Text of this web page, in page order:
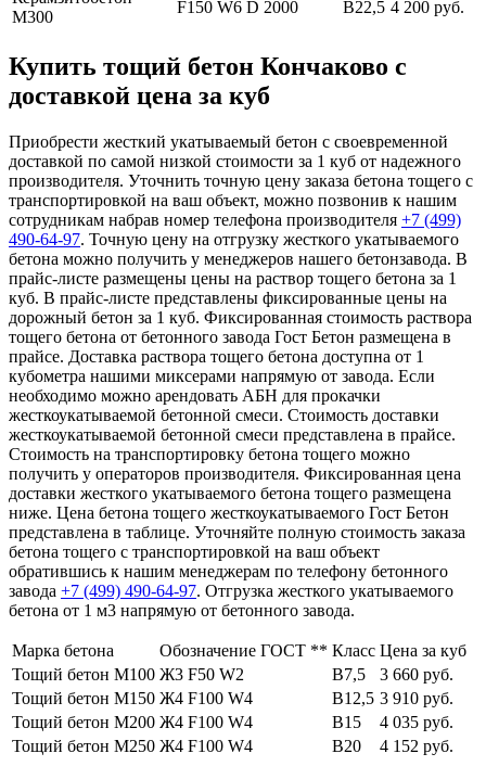
М300
F150 W6 D 2000 В22,5 4 200 руб.
Купить тощий бетон Кончаково с
доставкой цена за куб
Приобрести жесткий укатываемый бетон с своевременной
доставкой по самой низкой стоимости за 1 куб от надежного
производителя. Уточнить точную цену заказа бетона тощего с
транспортировкой на ваш объект, можно позвонив к нашим
сотрудникам набрав номер телефона производителя +7 (499)
490-64-97. Точную цену на отгрузку жесткого укатываемого
бетона можно получить у менеджеров нашего бетонзавода. В
прайс-листе размещены цены на раствор тощего бетона за 1
куб. В прайс-листе представлены фиксированные цены на
дорожный бетон за 1 куб. Фиксированная стоимость раствора
тощего бетона от бетонного завода Гост Бетон размещена в
прайсе. Доставка раствора тощего бетона доступна от 1
кубометра нашими миксерами напрямую от завода. Если
необходимо можно арендовать АБН для прокачки
жесткоукатываемой бетонной смеси. Стоимость доставки
жесткоукатываемой бетонной смеси представлена в прайсе.
Стоимость на транспортировку бетона тощего можно
получить у операторов производителя. Фиксированная цена
доставки жесткого укатываемого бетона тощего размещена
ниже. Цена бетона тощего жесткоукатываемого Гост Бетон
представлена в таблице. Уточняйте полную стоимость заказа
бетона тощего с транспортировкой на ваш объект
обратившись к нашим менеджерам по телефону бетонного
завода +7 (499) 490-64-97. Отгрузка жесткого укатываемого
бетона от 1 м3 напрямую от бетонного завода.
Марка бетона Обозначение ГОСТ ** Класс Цена за куб
Тощий бетон М100 Ж3 F50 W2 В7,5
3 660 руб.
Тощий бетон М150 Ж4 F100 W4 В12,5 3 910 руб.
Тощий бетон М200 Ж4 F100 W4 В15
4 035 руб.
Тощий бетон М250 Ж4 F100 W4 В20 4 152 руб.